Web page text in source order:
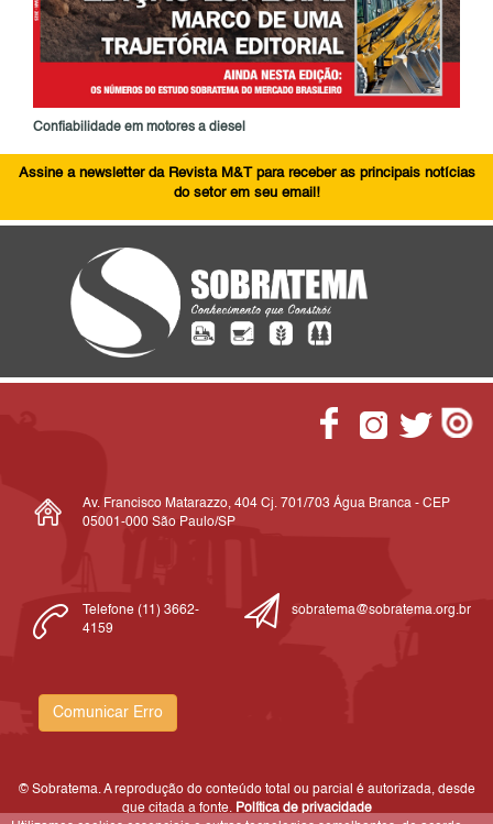
Confiabilidade em motores a diesel
Assine a newsletter da Revista M&T para receber as principais notícias
do setor em seu email!
Av. Francisco Matarazzo, 404 Cj. 701/703 Água Branca - CEP
05001-000 São Paulo/SP
Telefone (11) 3662-
4159
sobratema@sobratema.org.br
Comunicar Erro
© Sobratema. A reprodução do conteúdo total ou parcial é autorizada, desde
que citada a fonte. Política de privacidade